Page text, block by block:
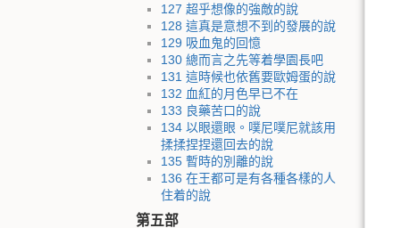
127 超乎想像的強敵的說
128 這真是意想不到的發展的說
129 吸血鬼的回憶
130 總而言之先等着學園長吧
131 這時候也依舊要歐姆蛋的說
132 血紅的月色早已不在
133 良藥苦口的說
134 以眼還眼。噗尼噗尼就該用
揉揉捏捏還回去的說
135 暫時的別離的說
136 在王都可是有各種各樣的人
住着的說
第五部